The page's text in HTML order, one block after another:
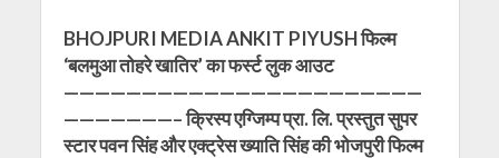
BHOJPURI MEDIA ANKIT PIYUSH फिल्‍म
‘बलमुआ तोहरे खातिर’ का फर्स्‍ट लुक आउट
———————————————————————
———————– क्रिस्‍प एग्जिम्‍प प्रा. लि. प्रस्‍तुत सुपर
स्‍टार पवन सिंह और एक्ट्रेस ख्याति सिंह की भोजपुरी फिल्‍म